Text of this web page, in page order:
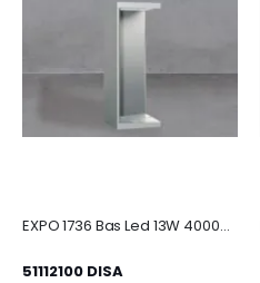
EXPO 1736 Bas Led 13W 4000K graphite
51112100 DISA